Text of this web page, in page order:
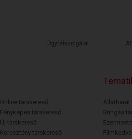
Ügyfélszolgálat
Online társkereső
Fényképes társkereső
Új társkereső
Keresztény társkereső
Állatbarát
Bringás